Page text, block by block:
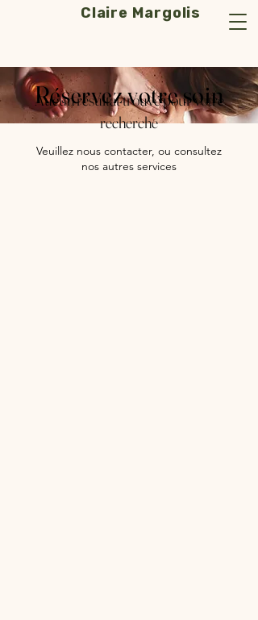
Claire Margolis
Réservez votre soin
Aucun résultat trouvé pour votre
recherche
Veuillez nous contacter, ou consultez
nos autres services